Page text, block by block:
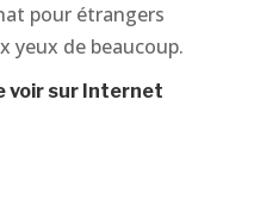
pour étrangers
yeux de beaucoup.
voir sur Internet